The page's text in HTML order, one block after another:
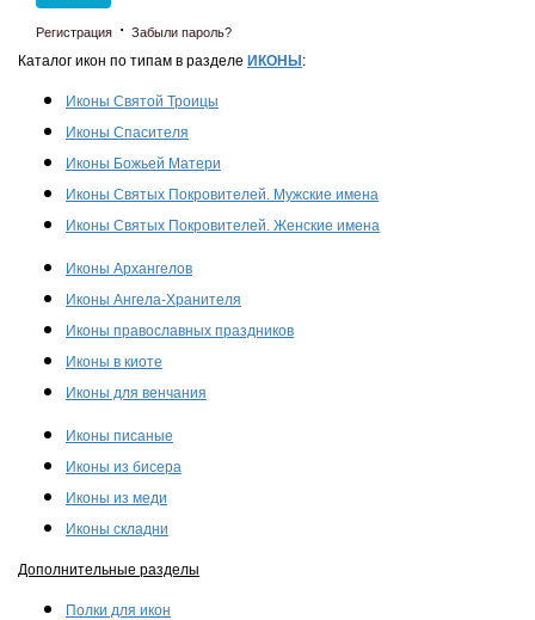
Регистрация · Забыли пароль?
Каталог икон по типам в разделе ИКОНЫ :
Иконы Святой Троицы
Иконы Спасителя
Иконы Божьей Матери
Иконы Святых Покровителей. Мужские имена
Иконы Святых Покровителей. Женские имена
Иконы Архангелов
Иконы Ангела-Хранителя
Иконы православных праздников
Иконы в киоте
Иконы для венчания
Иконы писаные
Иконы из бисера
Иконы из меди
Иконы складни
Дополнительные разделы
Полки для икон